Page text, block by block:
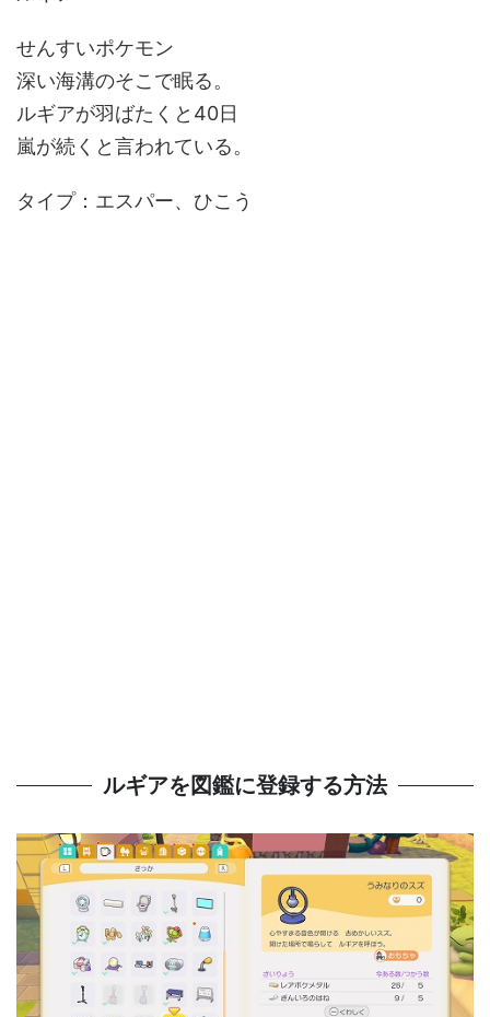
せんすいポケモン
深い海溝のそこで眠る。
ルギアが羽ばたくと40日
嵐が続くと言われている。
タイプ：エスパー、ひこう
ルギアを図鑑に登録する方法